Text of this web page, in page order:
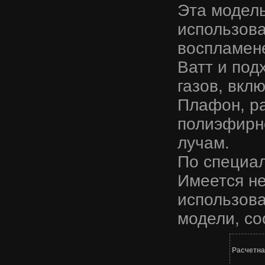
Эта
Ватт и
газов,
Плафон,
лучам.
По
Имеется
модели,